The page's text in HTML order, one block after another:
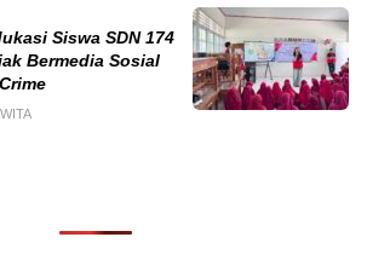
Siswa SDN 174
Bermedia Sosial